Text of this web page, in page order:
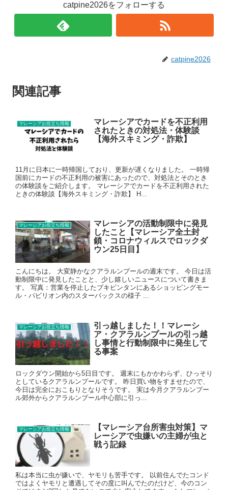
catpine2026をフォローする
catpine2026
関連記事
マレーシアお役立ち情報
マレーシアでカードを不正利用
されたときの対処法・体験談
【海外スキミング・詐欺】
11月に日本に一時帰国しており、更新が遅くなりました。 一時帰
国前にカードの不正利用の被害にあったので、対処法とそのとき
の体験談をご紹介します。 マレーシアでカードを不正利用された
ときの体験談【海外スキミング・詐欺】 H...
マレーシアお役立ち情報
マレーシアの活動制限中に発見
したこと【マレーシア全土封
鎖・コロナウィルスでロックダ
ウン25日目】
こんにちは。 大変静かなクアラルンプールの週末です。 今日は活
動制限中に発見したことと、少し嬉しいニュースについて書きま
す。 写真：営業を停止したブキビンタンにあるショッピングモー
ル・パビリオン内のスターバックスの様子 ...
マレーシアお役立ち情報
引っ越しました！！マレーシ
ア・クアラルンプールの引っ越
し事情と行動制限中に発生して
る事案
ロックダウン開始から5日目です。 週末にもかかわらず、ひっそり
としているクアラルンプールです。 昨日買い物をすませたので、
今日は完全におこもりとなりそうです。 実は今月クアラルンプー
ル郊外からクアラルンプール中心部に引っ...
マレーシアお役立ち情報
【マレーシア台所害虫対策】マ
レーシアで虫嫌いの主婦が虫と
戦う記録
私は本当に虫が嫌いで、ヤモリも苦手です。 以前住んでたコンド
ではよくヤモリと遭遇してその度に叫んでたのだけど、今のコン